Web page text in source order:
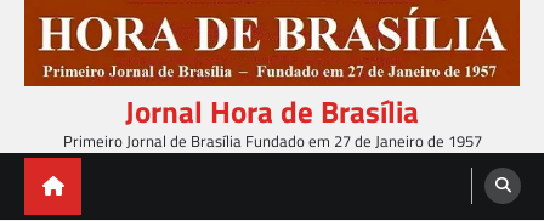
content
Jornal Hora de Brasília
Primeiro Jornal de Brasília Fundado em 27 de Janeiro de 1957